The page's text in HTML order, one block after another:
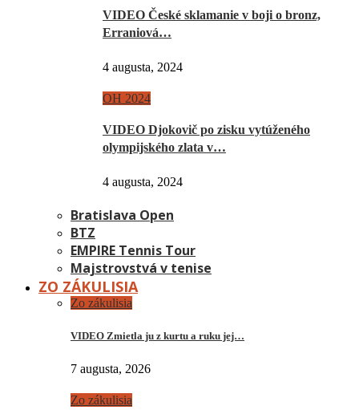
VIDEO České sklamanie v boji o bronz,
Erraniová…
4 augusta, 2024
OH 2024
VIDEO Djokovič po zisku vytúženého
olympijského zlata v…
4 augusta, 2024
Bratislava Open
BTZ
EMPIRE Tennis Tour
Majstrovstvá v tenise
ZO ZÁKULISIA
Zo zákulisia
VIDEO Zmietla ju z kurtu a ruku jej…
7 augusta, 2026
Zo zákulisia